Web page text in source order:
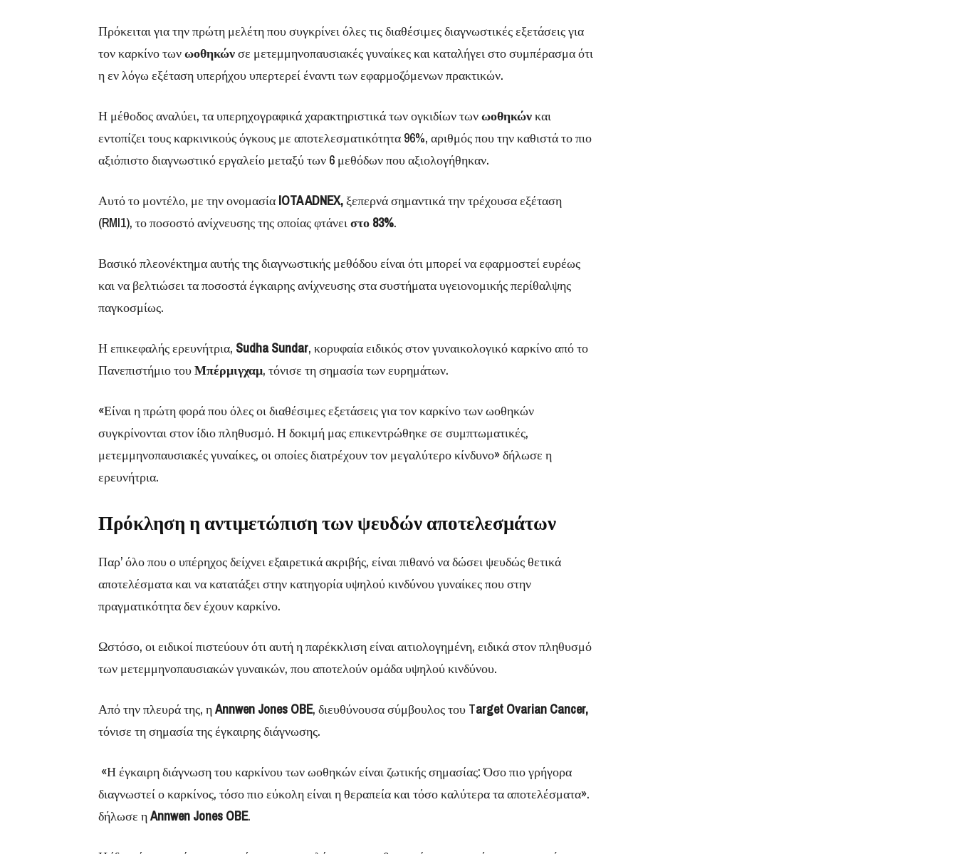
Πρόκειται για την πρώτη μελέτη που συγκρίνει όλες τις διαθέσιμες διαγνωστικές εξετάσεις για
τον καρκίνο τωνωοθηκώνσε μετεμμηνοπαυσιακές γυναίκες και καταλήγει στο συμπέρασμα ότι
η εν λόγω εξέταση υπερήχου υπερτερεί έναντι των εφαρμοζόμενων πρακτικών.
Η μέθοδος αναλύει, τα υπερηχογραφικά χαρακτηριστικά των ογκιδίων τωνωοθηκώνκαι
εντοπίζει τους καρκινικούς όγκους με αποτελεσματικότητα 96%, αριθμός που την καθιστά το πιο
αξιόπιστο διαγνωστικό εργαλείο μεταξύ των 6 μεθόδων που αξιολογήθηκαν.
Αυτό το μοντέλο, με την ονομασία IOTA ADNEX,ξεπερνά σημαντικά την τρέχουσα εξέταση
(RMI1), το ποσοστό ανίχνευσης της οποίας φτάνειστο 83%.
Βασικό πλεονέκτημα αυτής της διαγνωστικής μεθόδου είναι ότι μπορεί να εφαρμοστεί ευρέως
και να βελτιώσει τα ποσοστά έγκαιρης ανίχνευσης στα συστήματα υγειονομικής περίθαλψης
παγκοσμίως.
Η επικεφαλής ερευνήτρια, Sudha Sundar, κορυφαία ειδικός στον γυναικολογικό καρκίνο από το
Πανεπιστήμιο τουΜπέρμιγχαμ, τόνισε τη σημασία των ευρημάτων.
«Είναι η πρώτη φορά που όλες οι διαθέσιμες εξετάσεις για τον καρκίνο των ωοθηκών
συγκρίνονται στον ίδιο πληθυσμό. Η δοκιμή μας επικεντρώθηκε σε συμπτωματικές,
μετεμμηνοπαυσιακές γυναίκες, οι οποίες διατρέχουν τον μεγαλύτερο κίνδυνο» δήλωσε η
ερευνήτρια.
Πρόκληση η αντιμετώπιση των ψευδών αποτελεσμάτων
Παρ’ όλο που ο υπέρηχος δείχνει εξαιρετικά ακριβής, είναι πιθανό να δώσει ψευδώς θετικά
αποτελέσματα και να κατατάξει στην κατηγορία υψηλού κινδύνου γυναίκες που στην
πραγματικότητα δεν έχουν καρκίνο.
Ωστόσο, οι ειδικοί πιστεύουν ότι αυτή η παρέκκλιση είναι αιτιολογημένη, ειδικά στον πληθυσμό
των μετεμμηνοπαυσιακών γυναικών, που αποτελούν ομάδα υψηλού κινδύνου.
Από την πλευρά της, ηAnnwen Jones OBE, διευθύνουσα σύμβουλος του Target Ovarian Cancer,
τόνισε τη σημασία της έγκαιρης διάγνωσης.
«Η έγκαιρη διάγνωση του καρκίνου των ωοθηκών είναι ζωτικής σημασίας: Όσο πιο γρήγορα
διαγνωστεί ο καρκίνος, τόσο πιο εύκολη είναι η θεραπεία και τόσο καλύτερα τα αποτελέσματα».
δήλωσε ηAnnwen Jones OBE.